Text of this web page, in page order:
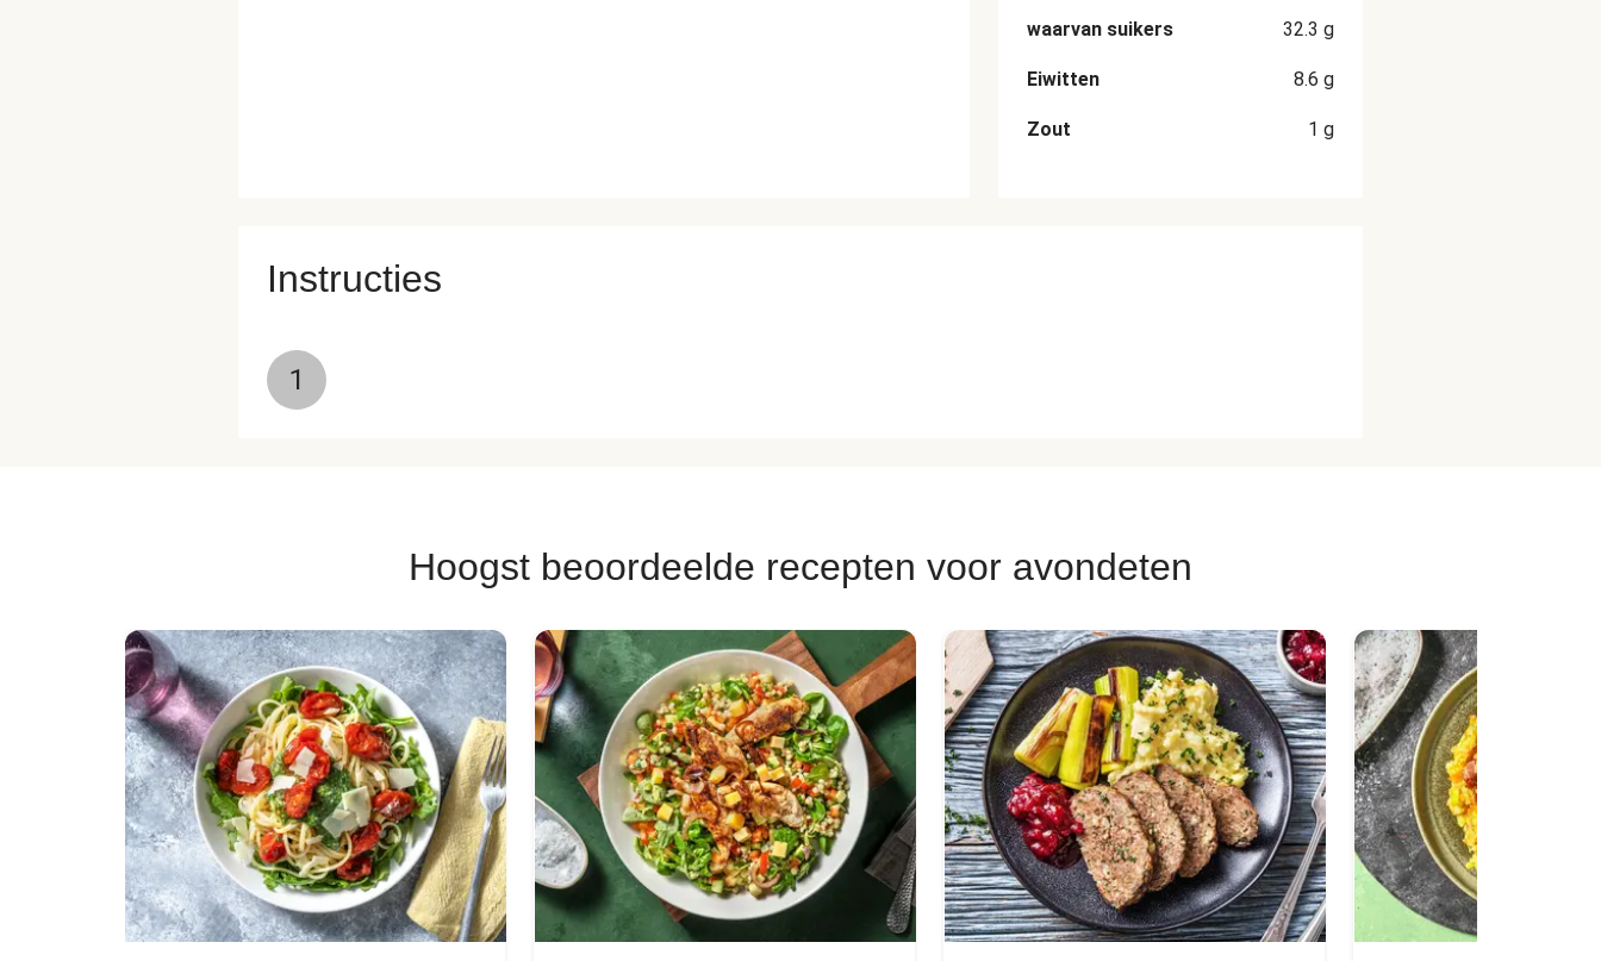
waarvan suikers 32.3 g
Eiwitten 8.6 g
Zout 1 g
Instructies
1
Hoogst beoordeelde recepten voor avondeten